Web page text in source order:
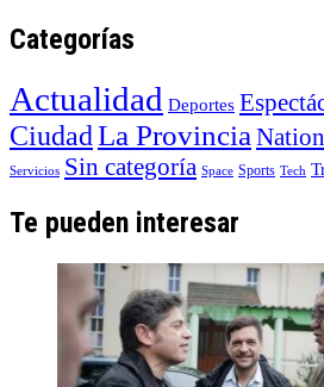
Categorías
Actualidad Deportes
CiudadLa Provincia
Servicios Sin categoría Space Sports Tech
Te pueden interesar